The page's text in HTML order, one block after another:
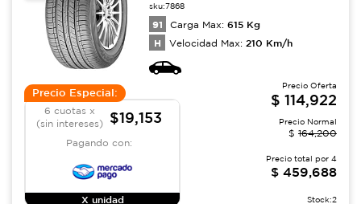
sku:7868
91 Carga Max: 615 Kg
H Velocidad Max: 210 Km/h
Precio Especial:
6 cuotas x
(sin intereses)
$19,153
Pagando con:
X unidad
Precio Oferta
$ 114,922
Precio Normal
$ 164,200
Precio total por 4
$ 459,688
Stock:2